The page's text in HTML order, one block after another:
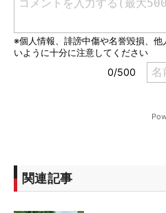
関連記事